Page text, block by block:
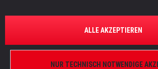
Spot, Robin 300 Plasma Wash
NUR TECHNISCH NOTWENDIGE
ALLE AKZEPTIEREN